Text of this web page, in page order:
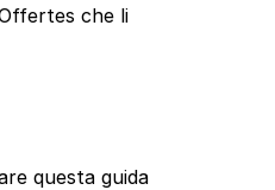
che li
questa guida